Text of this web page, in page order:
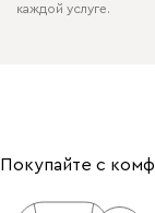
каждой услуге.
Покупайте с